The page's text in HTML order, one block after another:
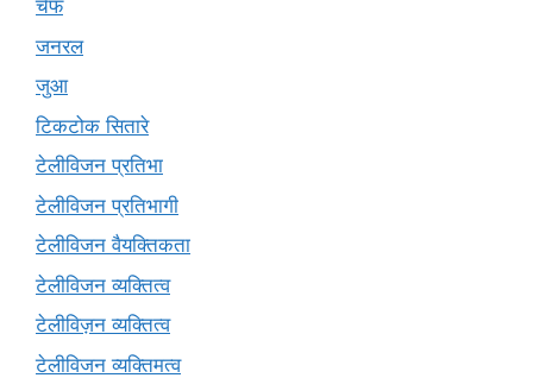
चेफ
जनरल
जुआ
टिकटोक सितारे
टेलीविजन प्रतिभा
टेलीविजन प्रतिभागी
टेलीविजन वैयक्तिकता
टेलीविजन व्यक्तित्व
टेलीविज़न व्यक्तित्व
टेलीविजन व्यक्तिमत्व